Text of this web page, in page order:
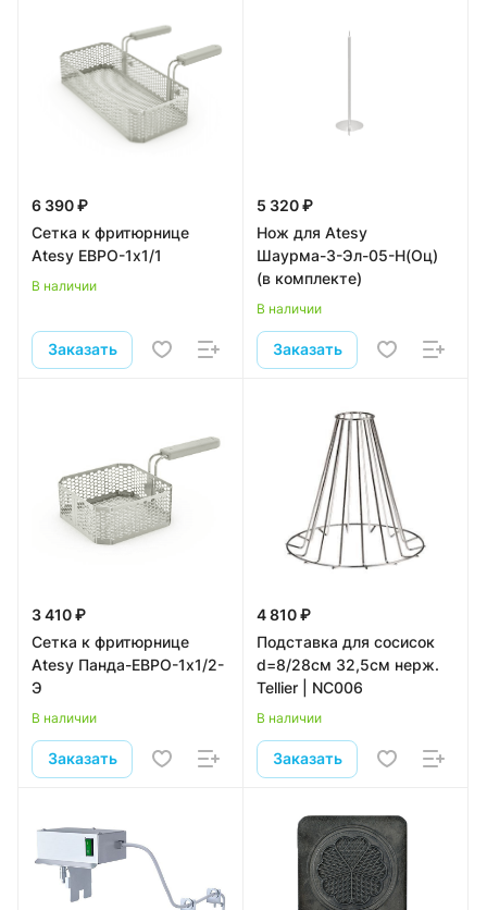
6 390 ₽
Сетка к фритюрнице
Atesy ЕВРО-1х1/1
В наличии
Заказать
5 320 ₽
Нож для Atesy
Шаурма-3-Эл-05-Н(Оц)
(в комплекте)
В наличии
Заказать
3 410 ₽
Сетка к фритюрнице
Atesy Панда-ЕВРО-1х1/2-
Э
В наличии
Заказать
4 810 ₽
Подставка для сосисок
d=8/28см 32,5см нерж.
Tellier | NC006
В наличии
Заказать